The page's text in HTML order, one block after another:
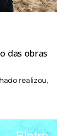
das obras
realizou,